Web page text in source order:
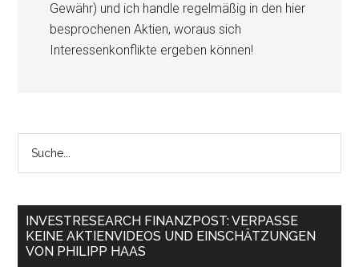
Gewähr) und ich handle regelmäßig in den hier
besprochenen Aktien, woraus sich
Interessenkonflikte ergeben können!
INVESTRESEARCH FINANZPOST: VERPASSE
KEINE AKTIENVIDEOS UND EINSCHÄTZUNGEN
VON PHILIPP HAAS